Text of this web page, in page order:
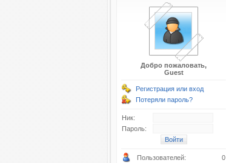
Добро пожаловать,
Guest
Регистрация или вход
Потеряли пароль?
Ник:
Пароль:
Пользователей: 0